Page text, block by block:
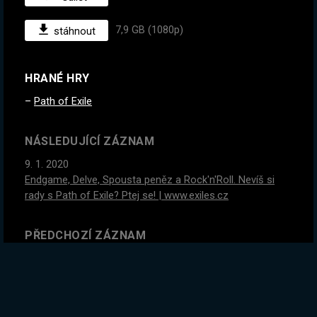
stáhnout 7,9 GB (1080p)
HRANÉ HRY
Path of Exile
NÁSLEDUJÍCÍ ZÁZNAM
9. 1. 2020
Endgame, Delve, Spousta peněz a Rock'n'Roll. Nevíš si
rady s Path of Exile? Ptej se! | www.exiles.cz
PŘEDCHOZÍ ZÁZNAM